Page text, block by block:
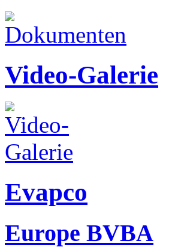
Video-Galerie
Evapco
Europe BVBA